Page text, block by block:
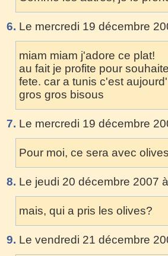
6. Le mercredi 19 décembre
miam miam j'adore ce plat!
au fait je profite pour
fete. car a tunis c'est
gros gros bisous
7. Le mercredi 19 décembre
Pour moi, ce sera avec
8. Le jeudi 20 décembre 2007
mais, qui a pris les olives?
9. Le vendredi 21 décembre